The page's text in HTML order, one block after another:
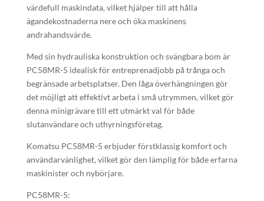
värdefull maskindata, vilket hjälper till att hålla
ägandekostnaderna nere och öka maskinens
andrahandsvärde.
Med sin hydrauliska konstruktion och svängbara bom är
PC58MR-5 idealisk för entreprenadjobb på trånga och
begränsade arbetsplatser. Den låga överhängningen gör
det möjligt att effektivt arbeta i små utrymmen, vilket gör
denna minigrävare till ett utmärkt val för både
slutanvändare och uthyrningsföretag.
Komatsu PC58MR-5 erbjuder förstklassig komfort och
användarvänlighet, vilket gör den lämplig för både erfarna
maskinister och nybörjare.
PC58MR-5: